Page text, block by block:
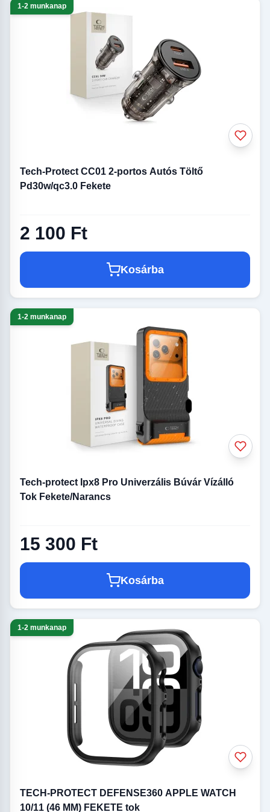
1-2 munkanap
Tech-Protect CC01 2-portos Autós Töltő
Pd30w/qc3.0 Fekete
2 100 Ft
Kosárba
1-2 munkanap
Tech-protect Ipx8 Pro Univerzális Búvár Vízálló
Tok Fekete/Narancs
15 300 Ft
Kosárba
1-2 munkanap
TECH-PROTECT DEFENSE360 APPLE WATCH
10/11 (46 MM) FEKETE tok